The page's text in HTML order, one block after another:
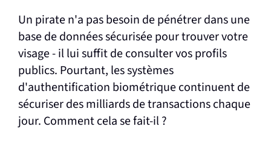
Un pirate n'a pas besoin de pénétrer dans une
base de données sécurisée pour trouver votre
visage - il lui suffit de consulter vos profils
publics. Pourtant, les systèmes
d'authentification biométrique continuent de
sécuriser des milliards de transactions chaque
jour. Comment cela se fait-il ?